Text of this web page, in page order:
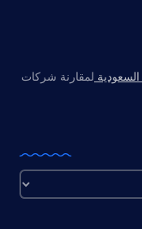
لمقارنة شركات